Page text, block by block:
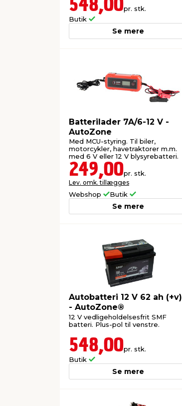
548,00pr. stk.
Butik
Se mere
Batterilader 7A/6-12 V -
AutoZone
Med MCU-styring. Til biler,
motorcykler, havetraktorer m.m.
med 6 V eller 12 V blysyrebatteri.
249,00pr. stk.
Lev. omk. tillægges
Webshop Butik
Se mere
Autobatteri 12 V 62 ah (+v)
- AutoZone®
12 V vedligeholdelsesfrit SMF
batteri. Plus-pol til venstre.
548,00pr. stk.
Butik
Se mere